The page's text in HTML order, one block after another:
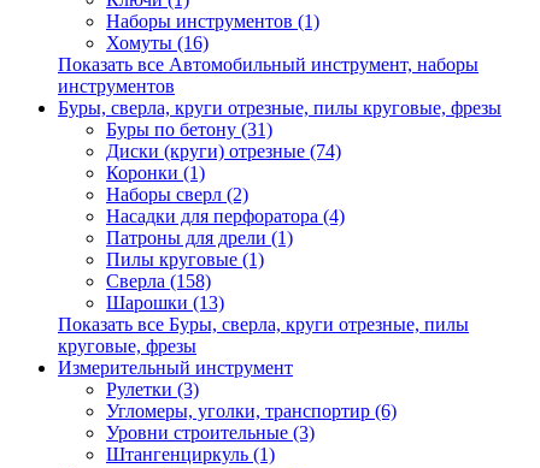
Наборы инструментов (1)
Хомуты (16)
Показать все Автомобильный инструмент, наборы
инструментов
Буры, сверла, круги отрезные, пилы круговые, фрезы
Буры по бетону (31)
Диски (круги) отрезные (74)
Коронки (1)
Наборы сверл (2)
Насадки для перфоратора (4)
Патроны для дрели (1)
Пилы круговые (1)
Сверла (158)
Шарошки (13)
Показать все Буры, сверла, круги отрезные, пилы
круговые, фрезы
Измерительный инструмент
Рулетки (3)
Угломеры, уголки, транспортир (6)
Уровни строительные (3)
Штангенциркуль (1)